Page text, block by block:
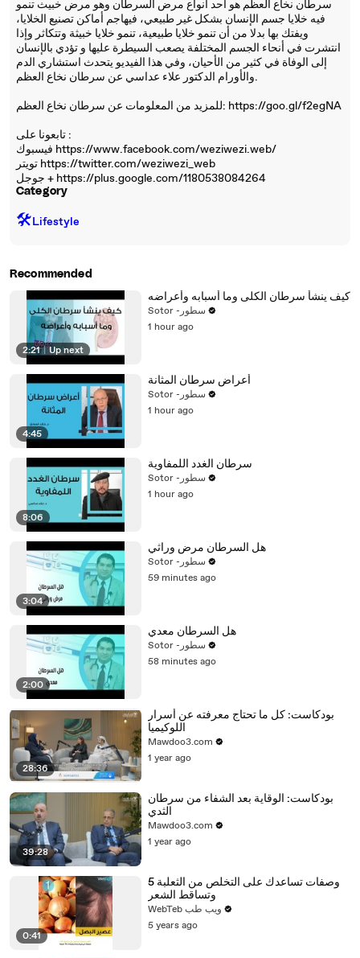
سرطان نخاع العظم هو أحد أنواع مرض السرطان وهو مرض خبيث تنمو
فيه خلايا جسم الإنسان بشكل غير طبيعي، فيهاجم أماكن تصنيع الخلايا،
ويفتك بها بدلا من أن تنمو خلايا طبيعية، تنمو خلايا خبيثة وتتكاثر وإذا
انتشرت في أنحاء الجسم المختلفة يصعب السيطرة عليها و تؤدي بالإنسان
إلى الوفاة في كثير من الأحيان، وفي هذا الفيديو يتحدث استشاري الدم
والأورام الدكتور علاء عداسي عن سرطان نخاع العظم.
للمزيد من المعلومات عن سرطان نخاع العظم: https://goo.gl/f2egNA
تابعونا على :
فيسبوك https://www.facebook.com/weziwezi.web/
تويتر https://twitter.com/weziwezi_web
جوجل + https://plus.google.com/1180538084264
Category
🛠️Lifestyle
Recommended
2:21 | Up next
كيف ينشأ سرطان الكلى وما أسبابه وأعراضه
Sotor -سطور
1 hour ago
4:45
أعراض سرطان المثانة
Sotor -سطور
1 hour ago
8:06
سرطان الغدد اللمفاوية
Sotor -سطور
1 hour ago
3:04
هل السرطان مرض وراثي
Sotor -سطور
59 minutes ago
2:00
هل السرطان معدي
Sotor -سطور
58 minutes ago
28:36
بودكاست: كل ما تحتاج معرفته عن أسرار
اللوكيميا
Mawdoo3.com
1 year ago
39:28
بودكاست: الوقاية بعد الشفاء من سرطان
الثدي
Mawdoo3.com
1 year ago
0:41
5 وصفات تساعدك على التخلص من الثعلبة
وتساقط الشعر
WebTeb ويب طب
5 years ago